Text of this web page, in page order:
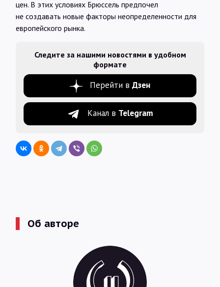
цен. В этих условиях Брюссель предпочел
не создавать новые факторы неопределенности для
европейского рынка.
Следите за нашими новостями в удобном
формате
Перейти в Дзен
Канал в Telegram
Об авторе